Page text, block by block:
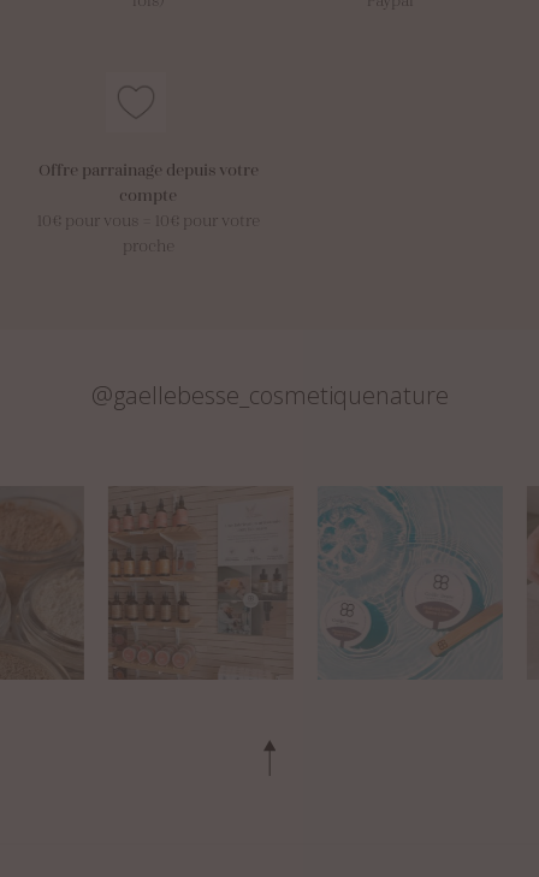
Offre parrainage depuis votre
compte
10€ pour vous = 10€ pour votre
proche
@gaellebesse_cosmetiquenature